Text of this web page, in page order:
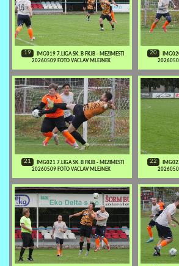
19
IMG019 7.LIGA SK. B FKJB - MEZIMESTI
20260509 FOTO VACLAV MLEJNEK
20
21
IMG021 7.LIGA SK. B FKJB - MEZIMESTI
20260509 FOTO VACLAV MLEJNEK
22